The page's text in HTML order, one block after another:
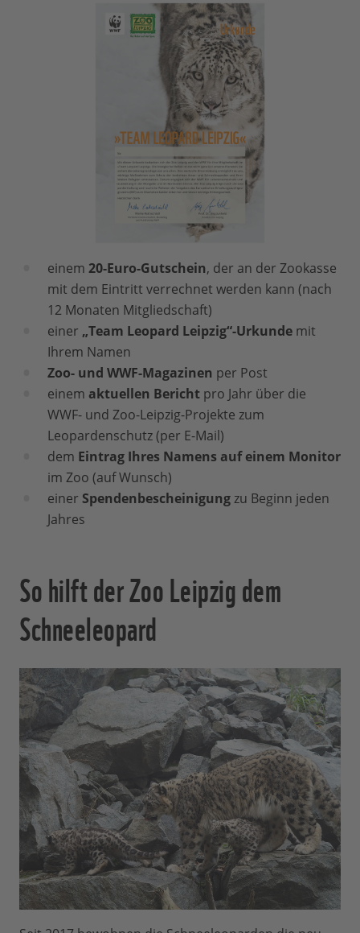
einem 20-Euro-Gutschein, der an der Zookasse
mit dem Eintritt verrechnet werden kann (nach
12 Monaten Mitgliedschaft)
einer „Team Leopard Leipzig“-Urkunde mit
Ihrem Namen
Zoo- und WWF-Magazinen per Post
einem aktuellen Bericht pro Jahr über die
WWF- und Zoo-Leipzig-Projekte zum
Leopardenschutz (per E-Mail)
dem Eintrag Ihres Namens auf einem Monitor
im Zoo (auf Wunsch)
einer Spendenbescheinigungzu Beginn jeden
Jahres
So hilft der Zoo Leipzig dem
Schneeleopard